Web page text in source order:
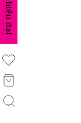
biểu đạt